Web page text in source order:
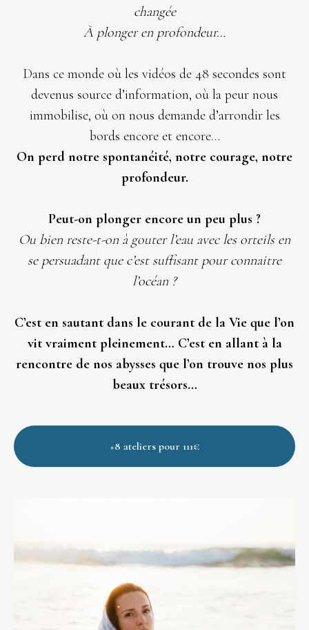
changée
À plonger en profondeur…
Dans ce monde où les vidéos de 48 secondes sont
devenus source d’information, où la peur nous
immobilise, où on nous demande d’arrondir les
bords encore et encore…
On perd notre spontanéité, notre courage, notre
profondeur.
Peut-on plonger encore un peu plus ?
Ou bien reste-t-on à gouter l’eau avec les orteils en
se persuadant que c’est suffisant pour connaitre
l’océan ?
C’est en sautant dans le courant de la Vie que l’on
vit vraiment pleinement… C’est en allant à la
rencontre de nos abysses que l’on trouve nos plus
beaux trésors…
+8 ateliers pour 111€